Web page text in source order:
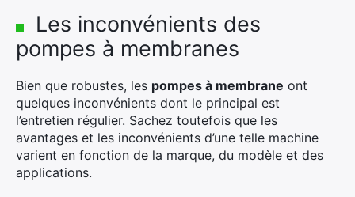
Les inconvénients des
pompes à membranes
Bien que robustes, les pompes à membrane ont
quelques inconvénients dont le principal est
l’entretien régulier. Sachez toutefois que les
avantages et les inconvénients d’une telle machine
varient en fonction de la marque, du modèle et des
applications.